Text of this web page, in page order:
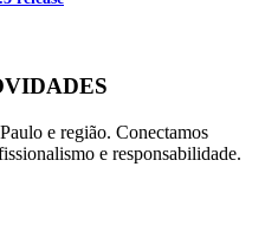
e região. Conectamos
e responsabilidade.